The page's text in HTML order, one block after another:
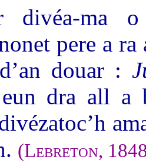
divéa-ma
pere a
douar :
eun dra all a
(Lebreton,